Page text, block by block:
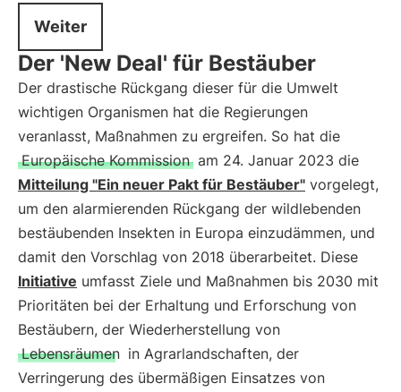
Weiter
Der 'New Deal' für Bestäuber
Der drastische Rückgang dieser für die Umwelt
wichtigen Organismen hat die Regierungen
veranlasst, Maßnahmen zu ergreifen. So hat die
Europäische Kommission am 24. Januar 2023 die
Mitteilung "Ein neuer Pakt für Bestäuber" vorgelegt,
um den alarmierenden Rückgang der wildlebenden
bestäubenden Insekten in Europa einzudämmen, und
damit den Vorschlag von 2018 überarbeitet. Diese
Initiative umfasst Ziele und Maßnahmen bis 2030 mit
Prioritäten bei der Erhaltung und Erforschung von
Bestäubern, der Wiederherstellung von
Lebensräumen in Agrarlandschaften, der
Verringerung des übermäßigen Einsatzes von